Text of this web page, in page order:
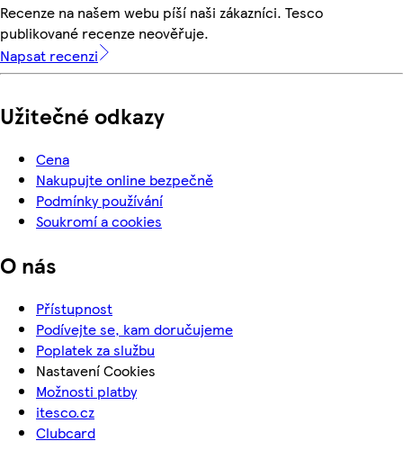
Recenze na našem webu píší naši zákazníci. Tesco
publikované recenze neověřuje.
Napsat recenzi
Užitečné odkazy
Cena
Nakupujte online bezpečně
Podmínky používání
Soukromí a cookies
O nás
Přístupnost
Podívejte se, kam doručujeme
Poplatek za službu
Nastavení Cookies
Možnosti platby
itesco.cz
Clubcard